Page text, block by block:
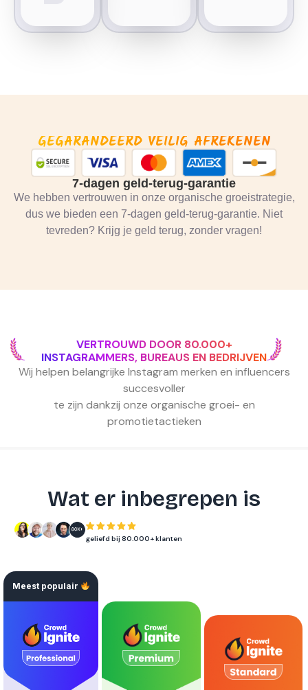
GEGARANDEERD VEILIG AFREKENEN
7-dagen geld-terug-garantie
We hebben vertrouwen in onze organische groeistrategie,
dus we bieden een 7-dagen geld-terug-garantie. Niet
tevreden? Krijg je geld terug, zonder vragen!
VERTROUWD DOOR 80.000+
INSTAGRAMMERS, BUREAUS EN BEDRIJVEN
Wij helpen belangrijke Instagram merken en influencers
succesvoller
te zijn dankzij onze organische groei- en
promotietactieken
Wat er inbegrepen is
geliefd bij 80.000+ klanten
Meest populair